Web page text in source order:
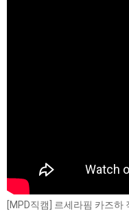
[MPD직캠] 르세라핌 카즈하